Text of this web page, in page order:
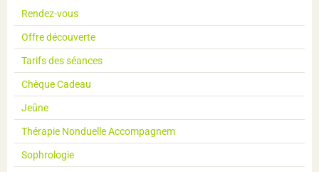
Rendez-vous
Offre découverte
Tarifs des séances
Chèque Cadeau
Jeûne
Thérapie Nonduelle Accompagnem
Sophrologie